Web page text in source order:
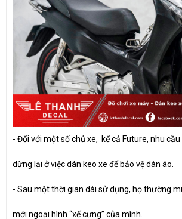
- Đối với một số chủ xe, kể cả Future, nhu
dừng lại ở việc dán keo xe để bảo vệ dàn áo.
- Sau một thời gian dài sử dụng, họ thường
mới ngoại hình “xế cưng” của mình.